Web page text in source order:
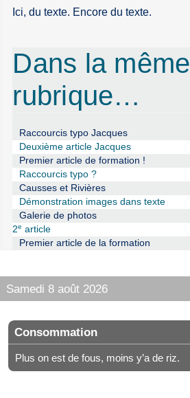
Ici, du texte. Encore du texte.
Dans la même
rubrique…
Raccourcis typo Jacques
Deuxième article Jacques
Premier article de formation !
Raccourcis typo ?
Causses et Rivières
Démonstration images dans texte
Galerie de photos
2e article
Premier article de la formation
Samedi 8 août 2026
Consommation
Plus on est de fous, moins y’a de riz.